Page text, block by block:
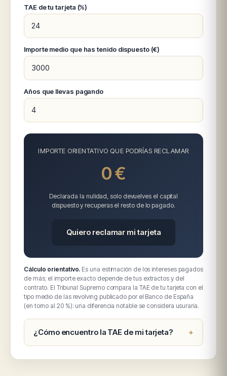
TAE de tu tarjeta (%)
Importe medio que has tenido dispuesto (€)
Años que llevas pagando
IMPORTE ORIENTATIVO QUE PODRÍAS RECLAMAR
0 €
Declarada la nulidad, solo devuelves el capital
dispuesto y recuperas el resto de lo pagado.
Quiero reclamar mi tarjeta
Cálculo orientativo. Es una estimación de los intereses pagados
de más; el importe exacto depende de tus extractos y del
contrato. El Tribunal Supremo compara la TAE de tu tarjeta con el
tipo medio de las revolving publicado por el Banco de España
(en torno al 20 %): una diferencia notable se considera usuraria.
¿Cómo encuentro la TAE de mi tarjeta?